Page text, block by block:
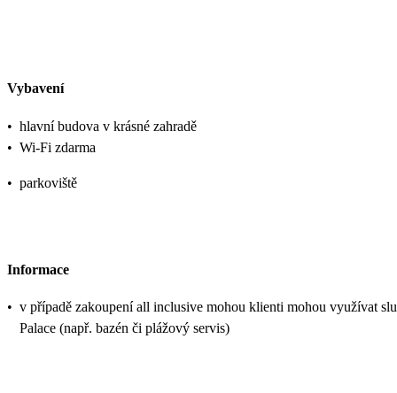
Vybavení
• hlavní budova v krásné zahradě
• Wi-Fi zdarma
• parkoviště
Informace
• v případě zakoupení all inclusive mohou klienti mohou využívat
Palace (např. bazén či plážový servis)